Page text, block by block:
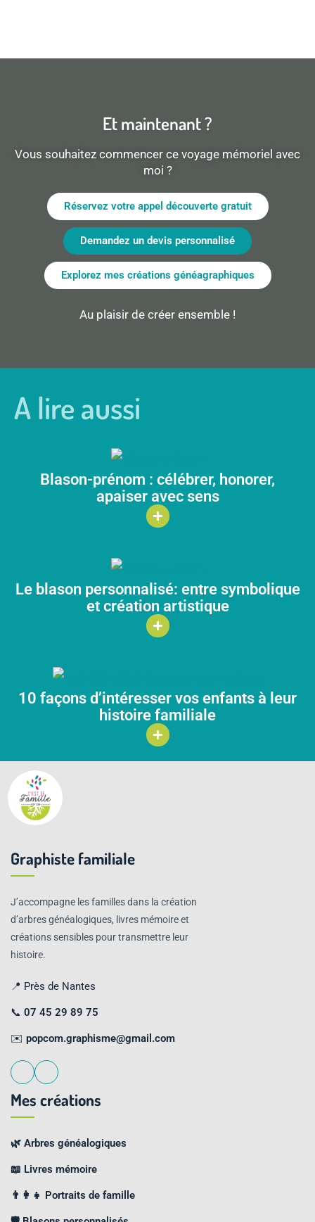
Et maintenant ?
Vous souhaitez commencer ce voyage mémoriel avec
moi ?
Réservez votre appel découverte gratuit
Demandez un devis personnalisé
Explorez mes créations généagraphiques
Au plaisir de créer ensemble !
A lire aussi
Blason-prénom : célébrer, honorer,
apaiser avec sens
Le blason personnalisé: entre symbolique
et création artistique
10 façons d’intéresser vos enfants à leur
histoire familiale
Graphiste familiale
J’accompagne les familles dans la création
d’arbres généalogiques, livres mémoire et
créations sensibles pour transmettre leur
histoire.
📍 Près de Nantes
📞 07 45 29 89 75
✉️ popcom.graphisme@gmail.com
Mes créations
🌿 Arbres généalogiques
📖 Livres mémoire
👨‍👩‍👧 Portraits de famille